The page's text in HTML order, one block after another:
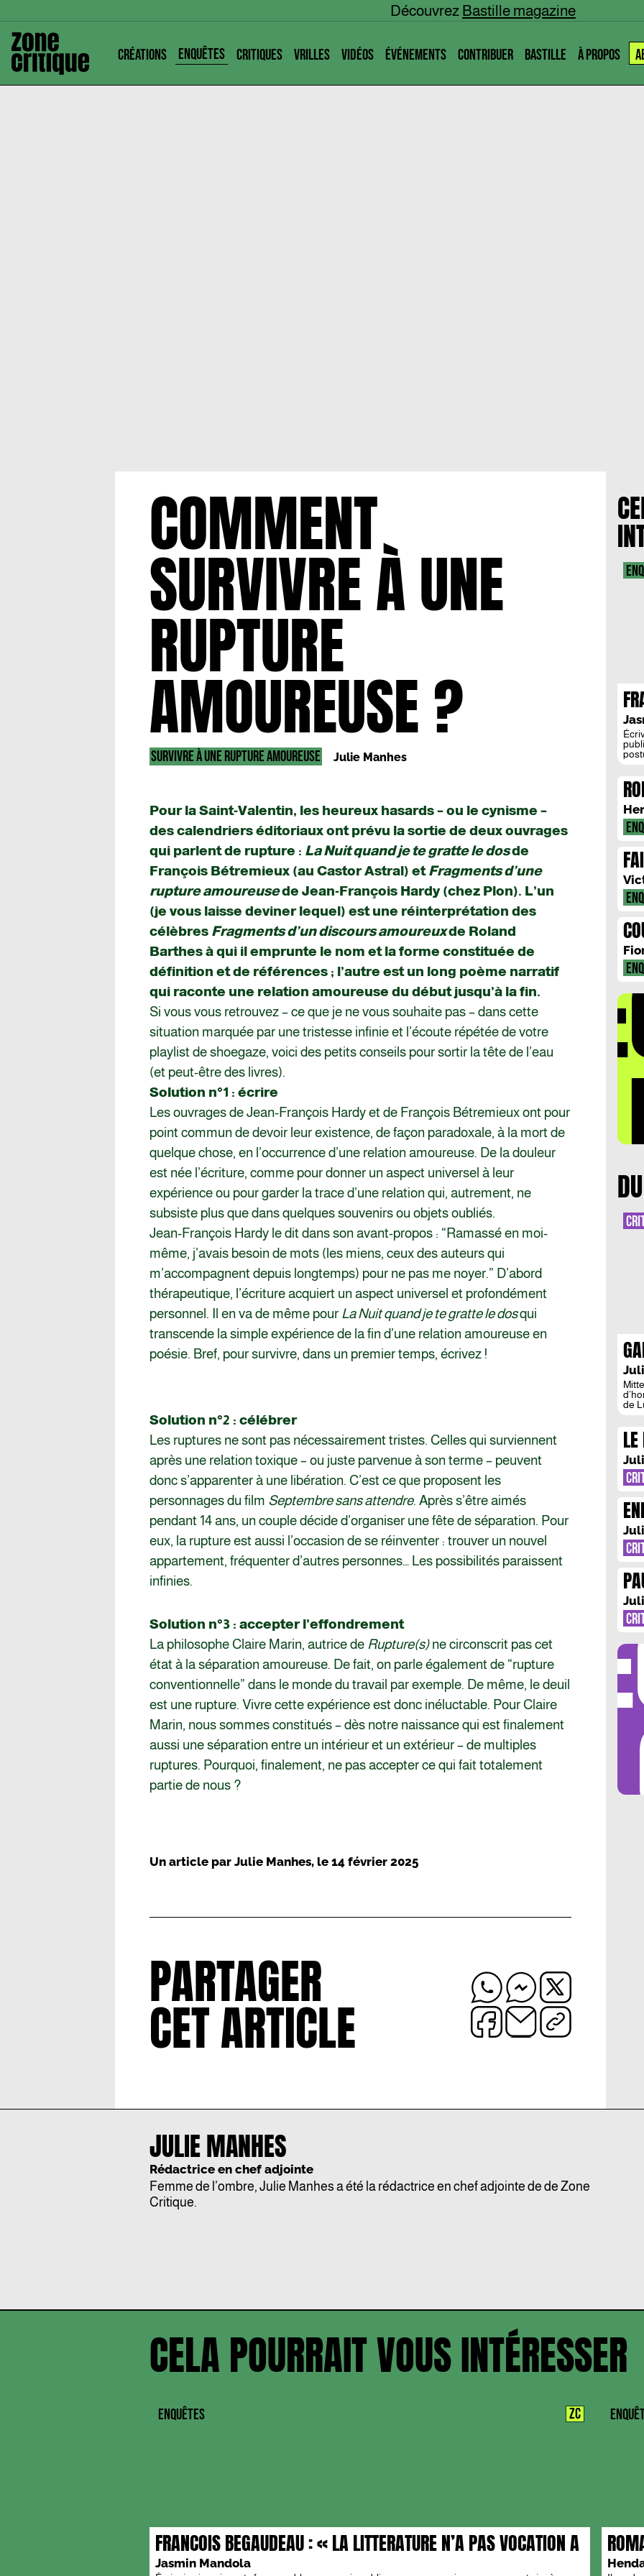
Découvrez Bastille magazine
CRÉATIONS ENQUÊTES CRITIQUES VRILLES VIDÉOS ÉVÉNEMENTS CONTRIBUER BASTILLE À PROPOS
COMMENT
SURVIVRE À UNE
RUPTURE
AMOUREUSE ?
SURVIVRE À UNE RUPTURE AMOUREUSE Julie Manhes
Pour la Saint-Valentin, les heureux hasards – ou le cynisme –
des calendriers éditoriaux ont prévu la sortie de deux ouvrages
qui parlent de rupture : La Nuit quand je te gratte le dosde
François Bétremieux (au Castor Astral) etFragments d’une
rupture amoureusede Jean-François Hardy (chez Plon). L’un
(je vous laisse deviner lequel) est une réinterprétation des
célèbres Fragments d’un discours amoureuxde Roland
Barthes à qui il emprunte le nom et la forme constituée de
définition et de références ; l’autre est un long poème narratif
qui raconte une relation amoureuse du début jusqu’à la fin.
Si vous vous retrouvez – ce que je ne vous souhaite pas – dans cette
situation marquée par une tristesse infinie et l’écoute répétée de votre
playlist de shoegaze, voici des petits conseils pour sortir la tête de l’eau
(et peut-être des livres).
Solution n°1 : écrire
Les ouvrages de Jean-François Hardy et de François Bétremieux ont pour
point commun de devoir leur existence, de façon paradoxale, à la mort de
quelque chose, en l’occurrence d’une relation amoureuse. De la douleur
est née l’écriture, comme pour donner un aspect universel à leur
expérience ou pour garder la trace d’une relation qui, autrement, ne
subsiste plus que dans quelques souvenirs ou objets oubliés.
Jean-François Hardy le dit dans son avant-propos : “Ramassé en moi-
même, j’avais besoin de mots (les miens, ceux des auteurs qui
m’accompagnent depuis longtemps) pour ne pas me noyer.” D’abord
thérapeutique, l’écriture acquiert un aspect universel et profondément
personnel. Il en va de même pour La Nuit quand je te gratte le dosqui
transcende la simple expérience de la fin d’une relation amoureuse en
poésie. Bref, pour survivre, dans un premier temps, écrivez !
Solution n°2 : célébrer
Les ruptures ne sont pas nécessairement tristes. Celles qui surviennent
après une relation toxique – ou juste parvenue à son terme – peuvent
donc s’apparenter à une libération. C’est ce que proposent les
personnages du film Septembre sans attendre. Après s’être aimés
pendant 14 ans, un couple décide d’organiser une fête de séparation. Pour
eux, la rupture est aussi l’occasion de se réinventer : trouver un nouvel
appartement, fréquenter d’autres personnes… Les possibilités paraissent
infinies.
Solution n°3 : accepter l’effondrement
La philosophe Claire Marin, autrice de Rupture(s)ne circonscrit pas cet
état à la séparation amoureuse. De fait, on parle également de “rupture
conventionnelle” dans le monde du travail par exemple. De même, le deuil
est une rupture. Vivre cette expérience est donc inéluctable. Pour Claire
Marin, nous sommes constitués – dès notre naissance qui est finalement
aussi une séparation entre un intérieur et un extérieur – de multiples
ruptures. Pourquoi, finalement, ne pas accepter ce qui fait totalement
partie de nous ?
Un article par Julie Manhes, le 14 février 2025
PARTAGER
CET ARTICLE
A
la
LA
de
ses
JULIE MANHES
Rédactrice en chef adjointe
Femme de l’ombre, Julie Manhes a été la rédactrice en chef adjointe de de Zone
Critique.
CELA POURRAIT VOUS INTÉRESSER
FRANCOIS BEGAUDEAU : « LA LITTERATURE N’A PAS VOCATION A
BLOQUER LE PAYS »
Jasmin Mandola
ENQUÊTES ZC